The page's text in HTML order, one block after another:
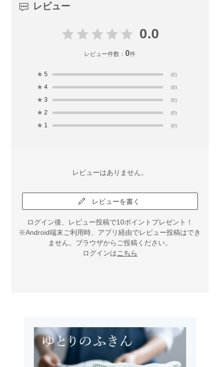
レビュー
0.0
レビュー件数：0件
★ 5 (0)
★ 4 (0)
★ 3 (0)
★ 2 (0)
★ 1 (0)
レビューはありません。
レビューを書く
ログイン後、レビュー投稿で10ポイントプレゼント！
※Android端末ご利用時、アプリ経由でレビュー投稿はでき
ません。ブラウザからご投稿ください。
ログインはこちら